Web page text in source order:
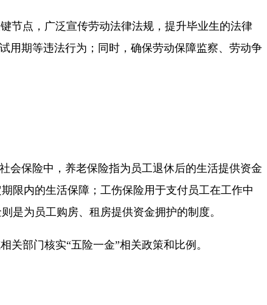
节点，广泛宣传劳动法律法规，提升毕业生的法律
用期等违法行为；同时，确保劳动保障监察、劳动争
会保险中，养老保险指为员工退休后的生活提供资金
限内的生活保障；工伤保险用于支付员工在工作中
是为员工购房、租房提供资金拥护的制度。
部门核实“五险一金”相关政策和比例。